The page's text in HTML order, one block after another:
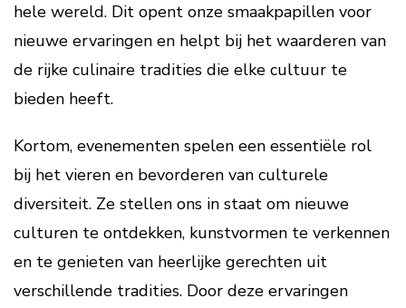
hele wereld. Dit opent onze smaakpapillen voor
nieuwe ervaringen en helpt bij het waarderen van
de rijke culinaire tradities die elke cultuur te
bieden heeft.
Kortom, evenementen spelen een essentiële rol
bij het vieren en bevorderen van culturele
diversiteit. Ze stellen ons in staat om nieuwe
culturen te ontdekken, kunstvormen te verkennen
en te genieten van heerlijke gerechten uit
verschillende tradities. Door deze ervaringen